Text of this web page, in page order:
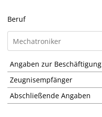
Beruf
Angaben zur Beschäftigung
Zeugnisempfänger
Abschließende Angaben